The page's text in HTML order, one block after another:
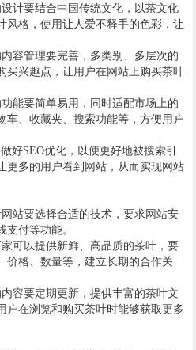
要结合中国传统文化，以茶文化
风格，使用让人爱不释手的色彩，让
管理要完善，多类别、多层次的
买兴趣点，让用户在网站上购买茶叶
要简单易用，同时适配市场上的
车、收藏夹、搜索功能等，方便用户
SEO优化，以便更好地被搜索引
更多的用户看到网站，从而实现网站
要选择合适的技术，要求网站安
付等功能。
以提供新鲜、高品质的茶叶，要
价格、数量等，建立长期的合作关
要定期更新，提供丰富的茶叶文
户在浏览和购买茶叶时能够获取更多